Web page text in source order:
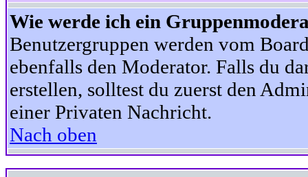
Wie werde ich ein
Benutzergruppen werden vom
ebenfalls den Moderator. Falls du
erstellen, solltest du zuerst den
einer Privaten Nachricht.
Nach oben